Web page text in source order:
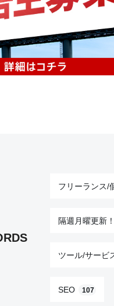
フリーランス/
隔週月曜更新
ツール/サービ
SEO 107